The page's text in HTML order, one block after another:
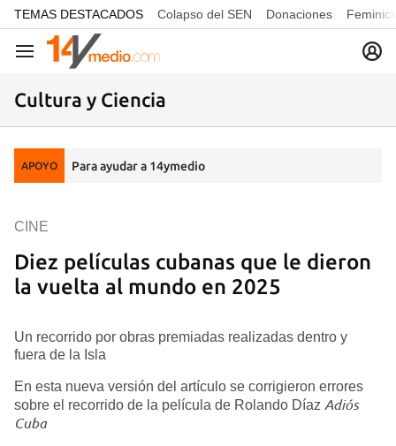
common.go-to-content
TEMAS DESTACADOS Colapso del SEN Donaciones
Navegación
Cultura y Ciencia
APOYO Para ayudar a 14ymedio
Diez películas cubanas que le dieron
la vuelta al mundo en 2025
CINE
Un recorrido por obras premiadas realizadas dentro y
fuera de la Isla
En esta nueva versión del artículo se corrigieron errores
sobre el recorrido de la película de Rolando Díaz Adiós
Cuba